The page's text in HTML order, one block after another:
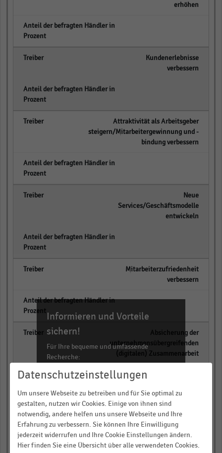
erhöhen
Kundenerlebnisse
verbessern
Attraktivität als Arbeitsgeber
steigern/Mitarbeitergewinnung und -
bindung verbessern
Neue
Services/Geschäftsmodelle
entwickeln
Mitarbeiterzufriedenheit
verbessern
empty
Absicherung der
unternehmensübergreifenden
(digitalen) Zusammenarbeit
Nachhaltigkeit (weniger
Energieverbrauch, Pendler-Verkehr,
Geschäftsreisen)
empty
Informieren und Vorteile
sichern!
Für Ihre bequeme und umfassende
Recherche:
Über 300.000 Daten und Kennzahlen
Rund 25.000 Statistiken
Download als Excel, PNG, PDF
… und vieles mehr!
JETZT INFORMIEREN
Datenschutzeinstellungen
Um unsere Webseite zu betreiben und für Sie optimal zu
gestalten, nutzen wir Cookies. Einige von ihnen sind
notwendig, andere helfen uns unsere Webseite und Ihre
Erfahrung zu verbessern. Sie können Ihre Einwilligung
jederzeit widerrufen und Ihre Cookie Einstellungen ändern.
Hier finden Sie eine Übersicht über alle verwendeten Cookies.